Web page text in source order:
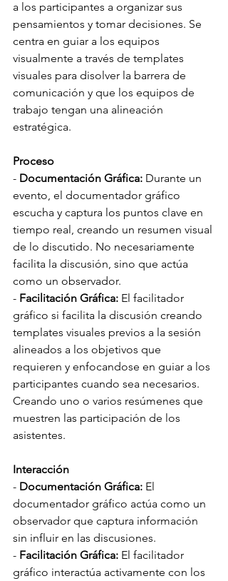
a los participantes a organizar sus
pensamientos y tomar decisiones. Se
centra en guiar a los equipos
visualmente a través de templates
visuales para disolver la barrera de
comunicación y que los equipos de
trabajo tengan una alineación
estratégica.
Proceso
- Documentación Gráfica: Durante un
evento, el documentador gráfico
escucha y captura los puntos clave en
tiempo real, creando un resumen visual
de lo discutido. No necesariamente
facilita la discusión, sino que actúa
como un observador.
- Facilitación Gráfica: El facilitador
gráfico si facilita la discusión creando
templates visuales previos a la sesión
alineados a los objetivos que
requieren y enfocandose en guiar a los
participantes cuando sea necesarios.
Creando uno o varios resúmenes que
muestren las participación de los
asistentes.
Interacción
- Documentación Gráfica: El
documentador gráfico actúa como un
observador que captura información
sin influir en las discusiones.
- Facilitación Gráfica: El facilitador
gráfico interactúa activamente con los